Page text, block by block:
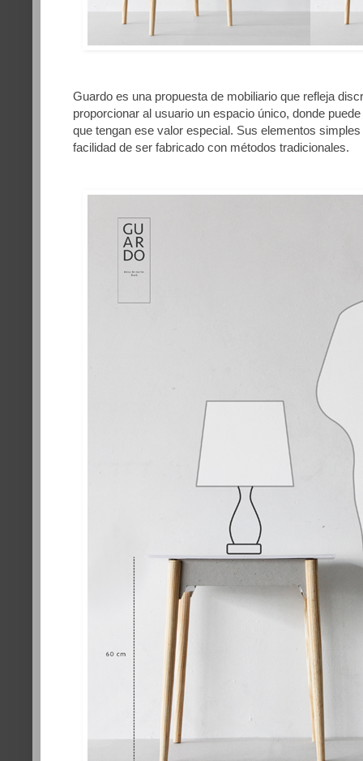
Guardo es una propuesta de mobiliario que refleja
proporcionar al usuario un espacio único, donde
que tengan ese valor especial. Sus elementos
facilidad de ser fabricado con métodos tradicionales.